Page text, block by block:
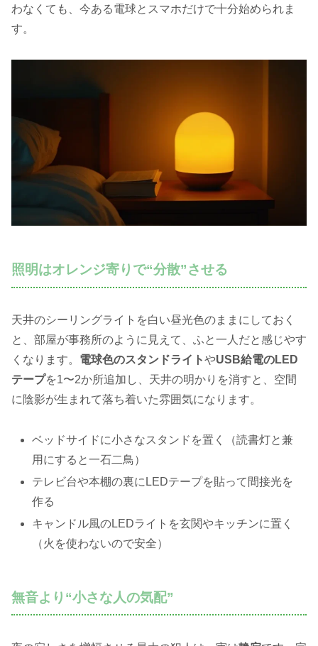
わなくても、今ある電球とスマホだけで十分始められま
す。
照明はオレンジ寄りで“分散”させる
天井のシーリングライトを白い昼光色のままにしておく
と、部屋が事務所のように見えて、ふと一人だと感じやす
くなります。 電球色のスタンドライトやUSB給電のLED
テープを1〜2か所追加し、天井の明かりを消すと、空間
に陰影が生まれて落ち着いた雰囲気になります。
ベッドサイドに小さなスタンドを置く（読書灯と兼
用にすると一石二鳥）
テレビ台や本棚の裏にLEDテープを貼って間接光を
作る
キャンドル風のLEDライトを玄関やキッチンに置く
（火を使わないので安全）
無音より“小さな人の気配”